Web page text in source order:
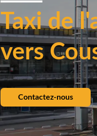
Taxi de
vers
Contactez-nous